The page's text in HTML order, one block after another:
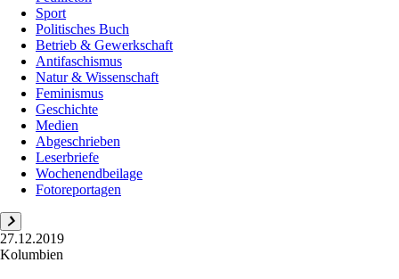
Sport
Politisches Buch
Betrieb & Gewerkschaft
Antifaschismus
Natur & Wissenschaft
Feminismus
Geschichte
Medien
Abgeschrieben
Leserbriefe
Wochenendbeilage
Fotoreportagen
27.12.2019
Kolumbien